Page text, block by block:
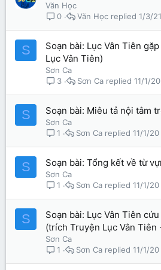
Văn Học
0
1/3/21
Văn Học
S
Soạn bài: Lục Vân Tiên
Lục Vân Tiên)
Sơn Ca
3
11/1/20
Sơn Ca
S Soạn bài: Miêu tả nội tâm
Sơn Ca
1
11/1/20
Sơn Ca
S Soạn bài: Tổng kết về từ
Sơn Ca
1
11/1/20
Sơn Ca
S
Soạn bài: Lục Vân Tiên
(trích Truyện Lục Vân
Sơn Ca
1
11/1/20
Sơn Ca